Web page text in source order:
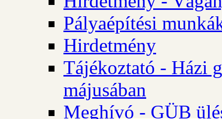
Pályaépítési
Hirdetmény
Tájékoztató - Házi
májusában
Meghívó - GÜB